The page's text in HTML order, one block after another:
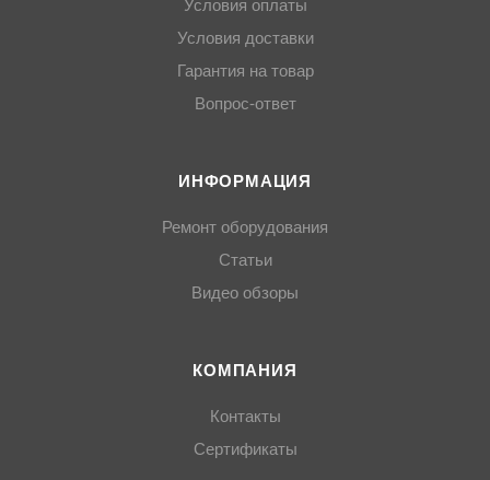
Условия оплаты
Условия доставки
Гарантия на товар
Вопрос-ответ
ИНФОРМАЦИЯ
Ремонт оборудования
Статьи
Видео обзоры
КОМПАНИЯ
Контакты
Сертификаты